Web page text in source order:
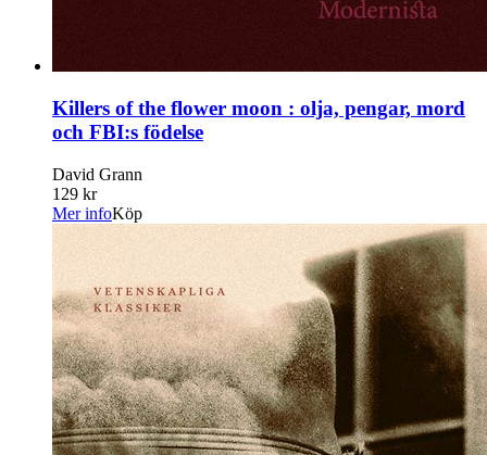
Killers of the flower moon : olja, pengar, mord
och FBI:s födelse
David Grann
129 kr
Mer infoKöp